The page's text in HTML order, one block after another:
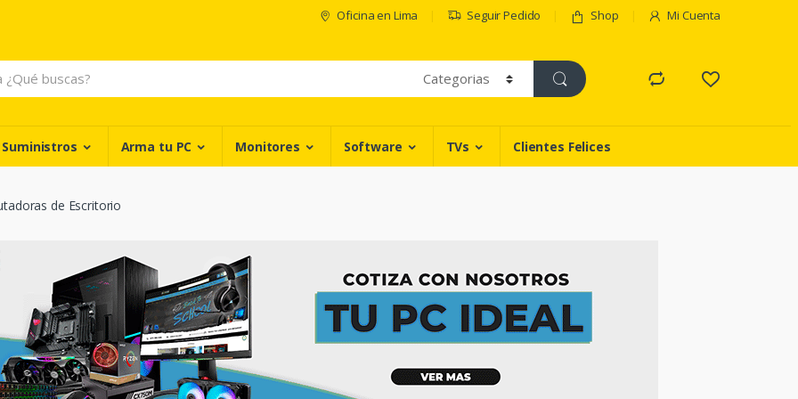
Oficina en Lima Seguir Pedido Shop Mi Cuenta
Arma tu PC Monitores Software TVs Clientes Felices
de Escritorio